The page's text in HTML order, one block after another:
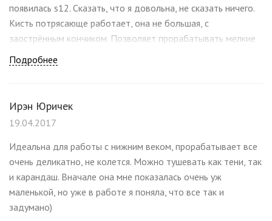
появилась s12. Сказать, что я довольна, не сказать ничего.
Кисть потрясающе работает, она не большая, с
заострённым кончиком. Позволяет прорабатывать мелкие
детали в макияже: внутренний, внешний уголок глаза,
складку века, нижнее веко и отлично растушёвывает
Подробнее
Ирэн Юричек
19.04.2017
Идеальна для работы с нижним веком, прорабатывает все
очень деликатно, не колется. Можно тушевать как тени, так
и карандаш. Вначале она мне показалась очень уж
маленькой, но уже в работе я поняла, что все так и
задумано)